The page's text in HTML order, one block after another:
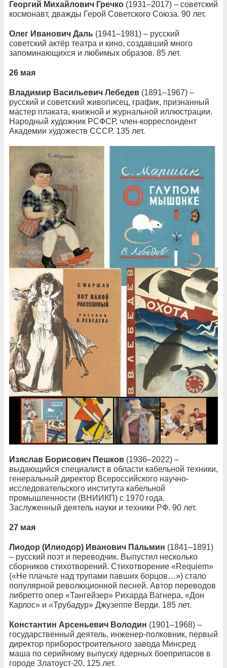
Георгий Михайлович Гречко (1931–2017) – советский
космонавт, дважды Герой Советского Союза. 90 лет.
Олег Иванович Даль (1941–1981) – русский
советский актёр театра и кино, создавший много
запоминающихся и любимых образов. 85 лет.
26 мая
Владимир Васильевич Лебедев (1891–1967) –
русский и советский живописец, график, признанный
мастер плаката, книжной и журнальной иллюстрации.
Народный художник РСФСР, член-корреспондент
Академии художеств СССР. 135 лет.
Изяслав Борисович Пешков (1936–2022) –
выдающийся специалист в области кабельной техники,
генеральный директор Всероссийского научно-
исследовательского института кабельной
промышленности (ВНИИКП) с 1970 года.
Заслуженный деятель науки и техники РФ. 90 лет.
27 мая
Лиодор (Илиодор) Иванович Па́льмин (1841–1891)
– русский поэт и переводчик. Выпустил несколько
сборников стихотворений. Стихотворение «Requiem»
(«Не плачьте над трупами павших борцов…») стало
популярной революционной песней. Автор переводов
либретто опер «Тангейзер» Рихарда Вагнера, «Дон
Карлос» и «Трубадур» Джузеппе Верди. 185 лет.
Константин Арсеньевич Володин (1901–1968) –
государственный деятель, инженер-полковник, первый
директор приборостроительного завода Минсред
маша по серийному выпуску ядерных боеприпасов в
городе Златоуст-20. 125 лет.